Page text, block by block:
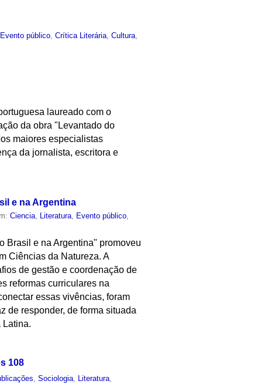
Evento público ,Crítica Literária ,Cultura
laureado com o
da obra "Levantado do
maiores especialistas
da jornalista, escritora e
e na Argentina
Ciencia Literatura Evento público
Brasil e na Argentina" promoveu
Ciências da Natureza. A
de gestão e coordenação de
reformas curriculares na
essas vivências, foram
de responder, de forma situada
Latina.
108
,Sociologia Literatura